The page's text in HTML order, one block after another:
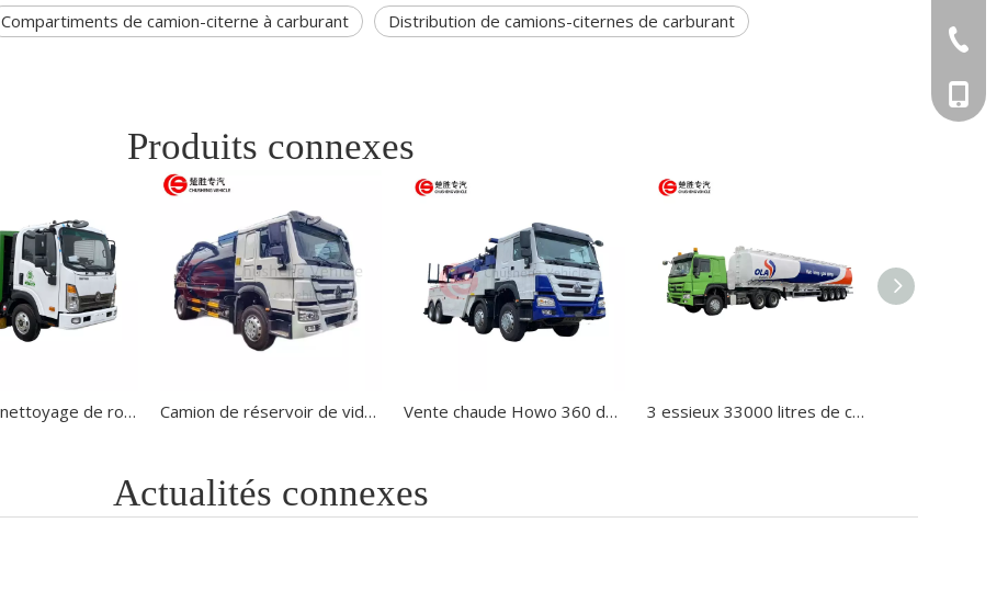
+86-
Tony :
Compartiments de camion-citerne à carburant
Distribution de camions-citernes de carburant
Produits connexes
Camion de nettoyage de route Sinotruk Camion d'assainissement municipal Camion balayeuse de route à vendre Camion de réservoir de vide d'aspiration d'eaux usées de haute qualité de SINOTRUK HOWO 4 × 2 12cbm à vendre Vente chaude Howo 360 degrés grue rotative 30 tonnes dépanneuse camion dépanneuse à vendre 3 essieux 33000 litres de camion-citerne aspirateur de carburant semi-remorque remorque-citerne aspirateur de carburant
Actualités connexes